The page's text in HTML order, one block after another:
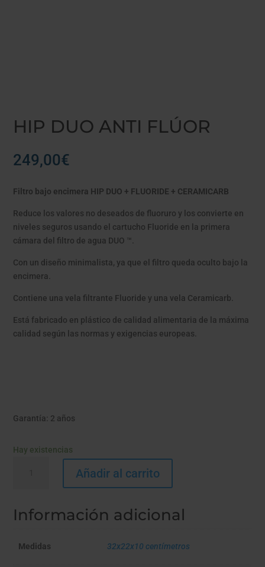
HIP DUO ANTI FLÚOR
249,00€
Filtro bajo encimera HIP DUO + FLUORIDE + CERAMICARB
Reduce los valores no deseados de fluoruro y los convierte en
niveles seguros usando el cartucho Fluoride en la primera
cámara del filtro de agua DUO ™.
Con un diseño minimalista, ya que el filtro queda oculto bajo la
encimera.
Contiene una vela filtrante Fluoride y una vela Ceramicarb.
Está fabricado en plástico de calidad alimentaria de la máxima
calidad según las normas y exigencias europeas.
Garantía: 2 años
Hay existencias
cantidad
Añadir al carrito
Información adicional
Medidas 32x22x10 centímetros